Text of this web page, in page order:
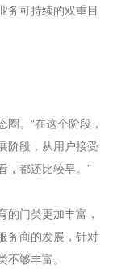
务可持续的双重目
。“在这个阶段，
阶段，从用户接受
，都还比较早。”
门类更加丰富，
务商的发展，针对
够丰富。